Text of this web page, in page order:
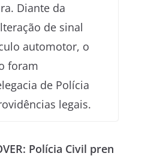
Diante da
de sinal
automotor, o
foram
de Polícia
legais.
Polícia Civil pren